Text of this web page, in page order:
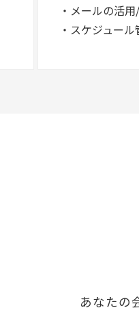
・メールの活
・スケジュール
あなたの